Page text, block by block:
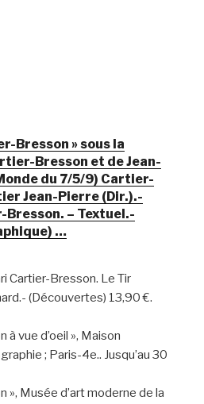
Bresson » sous la
Bresson et de Jean-
du 7/5/9) Cartier-
Jean-Pierre (Dir.).-
Bresson. – Textuel.-
…
Cartier-Bresson. Le Tir
(Découvertes) 13,90 €.
à vue d’oeil », Maison
; Paris-4e.. Jusqu’au 30
», Musée d’art moderne de la